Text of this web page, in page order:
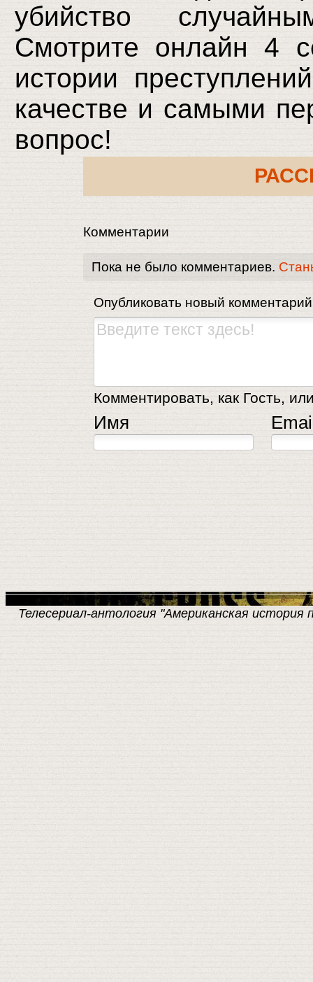
убийство
Смотрите онлайн 4
истории
качестве и самыми
вопрос!
Комментарии
Пока не было комментариев.
Опубликовать новый комментарий
Комментировать, как Гость,
Имя
Телесериал-антология "Американская история